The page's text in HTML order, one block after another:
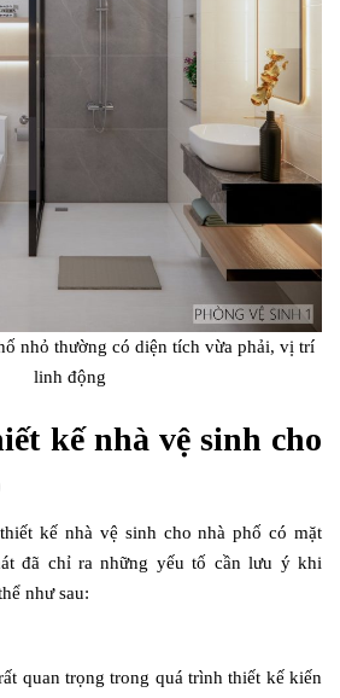
nhỏ thường có diện tích vừa phải, vị trí
linh động
kế nhà vệ sinh cho
kế nhà vệ sinh cho nhà phố có mặt
đã chỉ ra những yếu tố cần lưu ý khi
như sau:
quan trọng trong quá trình thiết kế kiến